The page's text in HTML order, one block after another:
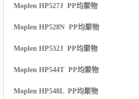
Moplen HP527J PP均聚物
Moplen HP528N PP均聚物
Moplen HP532J PP均聚物
Moplen HP544T PP均聚物
Moplen HP548L PP均聚物